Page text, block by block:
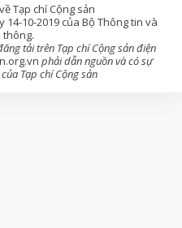
Tạp chí Cộng sản
14-10-2019 của Bộ Thông tin và
thông.
tải trên Tạp chí Cộng sản điện
phải dẫn nguồn và có sự
Tạp chí Cộng sản